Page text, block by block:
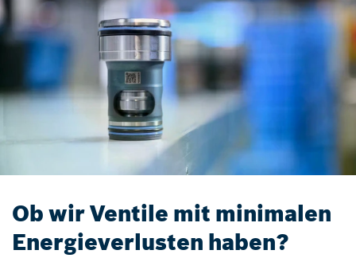
Ob wir Ventile mit minimalen
Energieverlusten haben?